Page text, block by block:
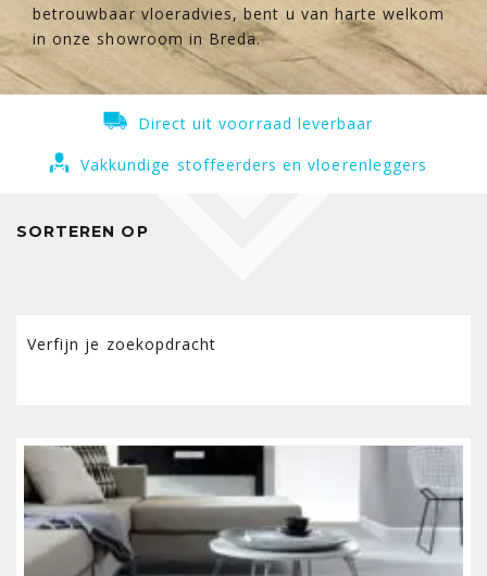
betrouwbaar vloeradvies, bent u van harte welkom
in onze showroom in Breda.
Direct uit voorraad leverbaar
Vakkundige stoffeerders en vloerenleggers
SORTEREN OP
Verfijn je zoekopdracht